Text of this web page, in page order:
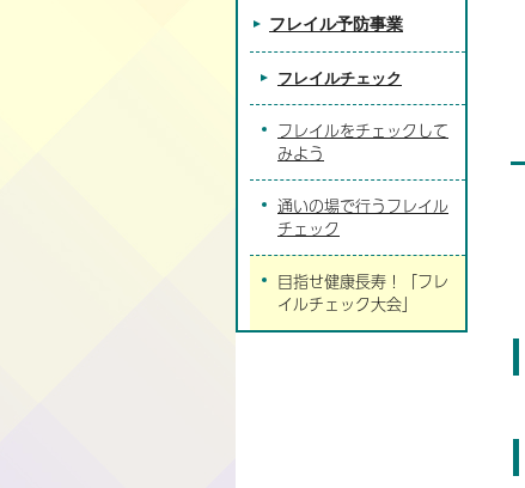
フレイル予防事業
フレイルチェック
フレイルをチェックして
みよう
通いの場で行うフレイル
チェック
目指せ健康長寿！「フレ
イルチェック大会」